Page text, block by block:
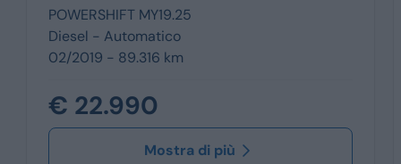
POWERSHIFT MY19.25
Diesel - Automatico
02/2019 - 89.316 km
€ 22.990
Mostra di più